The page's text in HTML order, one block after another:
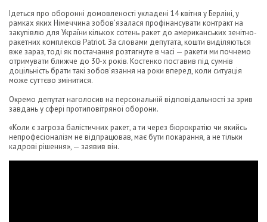
Ідеться про оборонні домовленості укладені 14 квітня у Берліні, у
рамках яких Німеччина зобов’язалася профінансувати контракт на
закупівлю для України кількох сотень ракет до американських зенітно-
ракетних комплексів Patriot. За словами депутата, кошти виділяються
вже зараз, тоді як постачання розтягнуте в часі — ракети ми почнемо
отримувати ближче до 30-х років. Костенко поставив під сумнів
доцільність брати такі зобов'язання на роки вперед, коли ситуація
може суттєво змінитися.
Окремо депутат наголосив на персональній відповідальності за зрив
завдань у сфері протиповітряної оборони.
«Коли є загроза балістичних ракет, а ти через бюрократію чи якийсь
непрофесіоналізм не відпрацював, має бути покарання, а не тільки
кадрові рішення», — заявив він.